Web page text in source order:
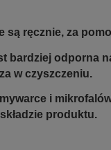
są ręcznie, za
bardziej odporna
w czyszczeniu.
i
produktu.